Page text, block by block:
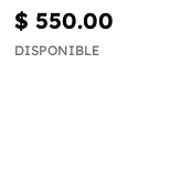
$ 550.00
DISPONIBLE